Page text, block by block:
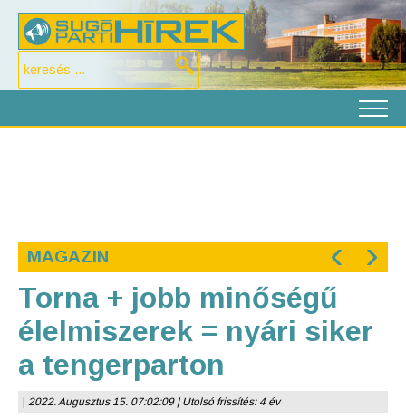
MAGAZIN ‹ ›
Torna + jobb minőségű
élelmiszerek = nyári siker
a tengerparton
2022. Augusztus 15. 07:02:09 | Utolsó frissítés: 4 év